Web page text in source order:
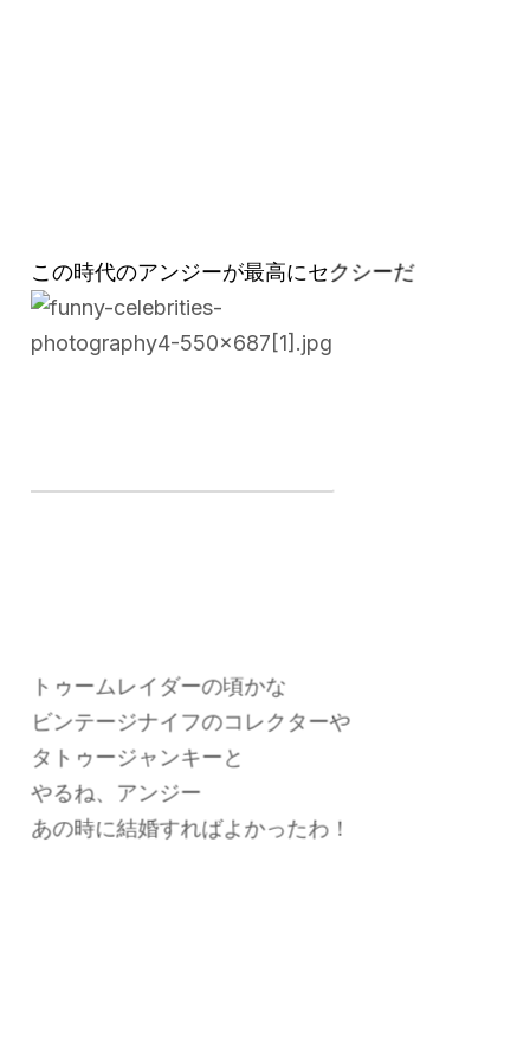
この時代のアンジーが最高にセクシーだ
トゥームレイダーの頃かな
ビンテージナイフのコレクターや
タトゥージャンキーと
やるね、アンジー
あの時に結婚すればよかったわ！